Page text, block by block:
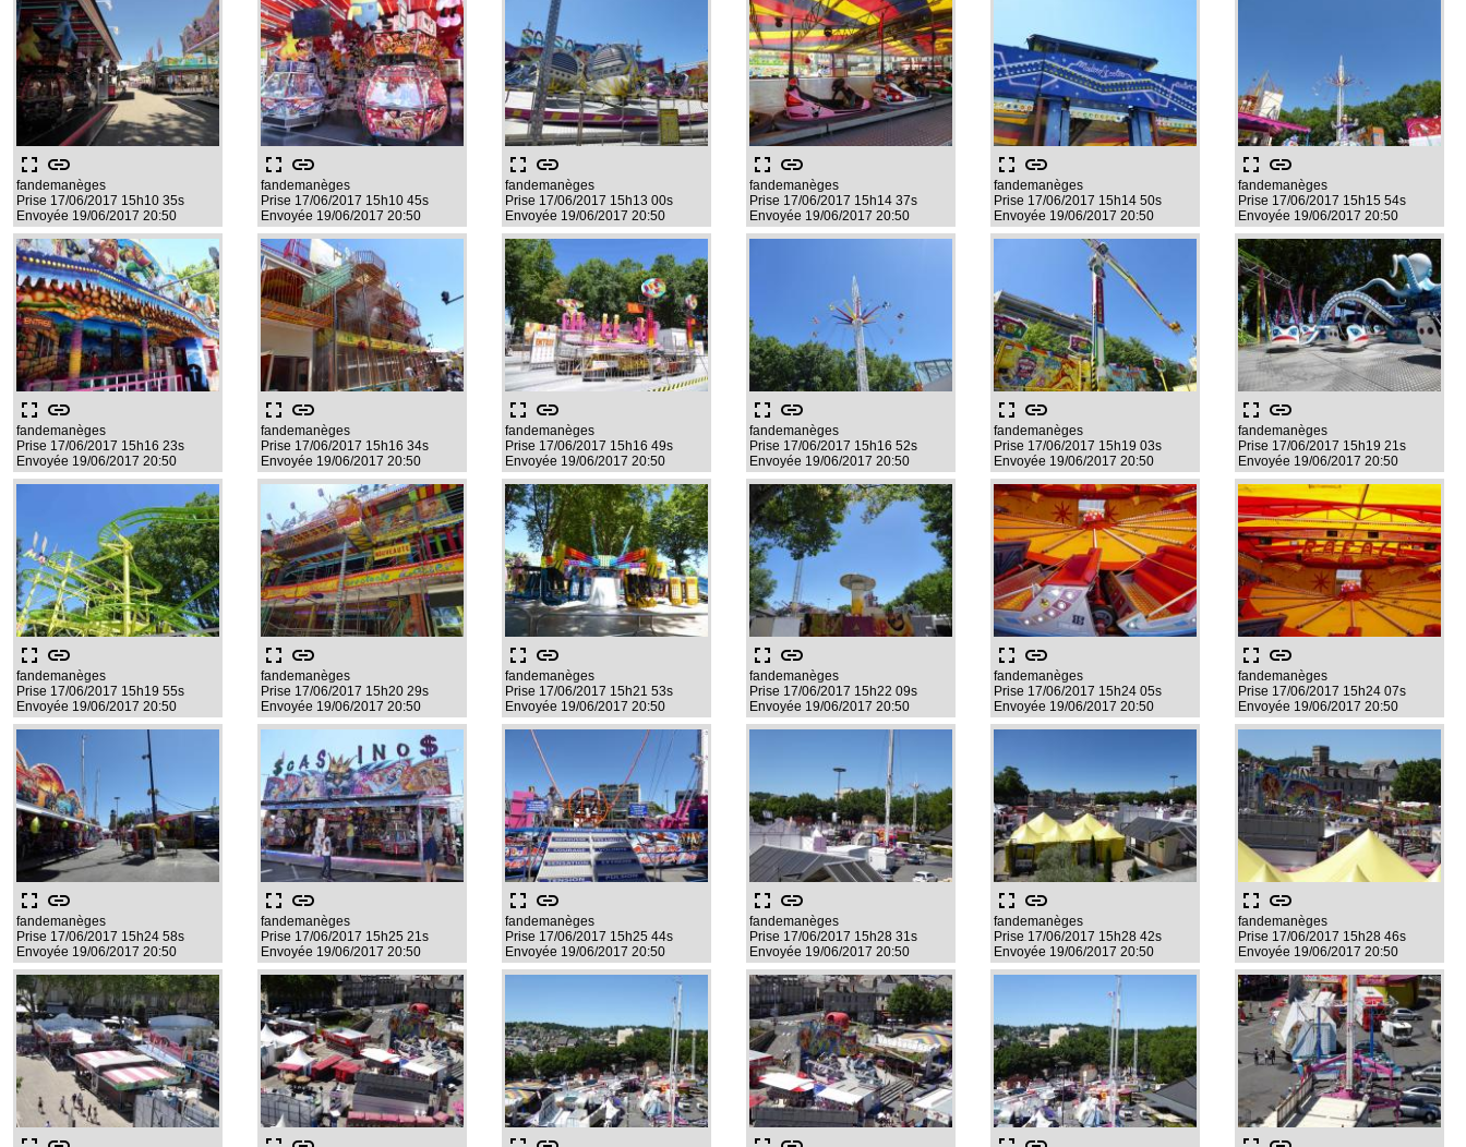
fullscreen link
fandemanèges
Prise 17/06/2017 15h10 35s
Envoyée 19/06/2017 20:50
fullscreen link
fandemanèges
Prise 17/06/2017 15h10 45s
Envoyée 19/06/2017 20:50
fullscreen link
fandemanèges
Prise 17/06/2017 15h13 00s
Envoyée 19/06/2017 20:50
fullscreen link
fandemanèges
Prise 17/06/2017 15h14 37s
Envoyée 19/06/2017 20:50
fullscreen link
fandemanèges
Prise 17/06/2017 15h14 50s
Envoyée 19/06/2017 20:50
fullscreen link
fandemanèges
Prise 17/06/2017 15h15 54s
Envoyée 19/06/2017 20:50
fullscreen link
fandemanèges
Prise 17/06/2017 15h16 23s
Envoyée 19/06/2017 20:50
fullscreen link
fandemanèges
Prise 17/06/2017 15h16 34s
Envoyée 19/06/2017 20:50
fullscreen link
fandemanèges
Prise 17/06/2017 15h16 49s
Envoyée 19/06/2017 20:50
fullscreen link
fandemanèges
Prise 17/06/2017 15h16 52s
Envoyée 19/06/2017 20:50
fullscreen link
fandemanèges
Prise 17/06/2017 15h19 03s
Envoyée 19/06/2017 20:50
fullscreen link
fandemanèges
Prise 17/06/2017 15h19 21s
Envoyée 19/06/2017 20:50
fullscreen link
fandemanèges
Prise 17/06/2017 15h19 55s
Envoyée 19/06/2017 20:50
fullscreen link
fandemanèges
Prise 17/06/2017 15h20 29s
Envoyée 19/06/2017 20:50
fullscreen link
fandemanèges
Prise 17/06/2017 15h21 53s
Envoyée 19/06/2017 20:50
fullscreen link
fandemanèges
Prise 17/06/2017 15h22 09s
Envoyée 19/06/2017 20:50
fullscreen link
fandemanèges
Prise 17/06/2017 15h24 05s
Envoyée 19/06/2017 20:50
fullscreen link
fandemanèges
Prise 17/06/2017 15h24 07s
Envoyée 19/06/2017 20:50
fullscreen link
fandemanèges
Prise 17/06/2017 15h24 58s
Envoyée 19/06/2017 20:50
fullscreen link
fandemanèges
Prise 17/06/2017 15h25 21s
Envoyée 19/06/2017 20:50
fullscreen link
fandemanèges
Prise 17/06/2017 15h25 44s
Envoyée 19/06/2017 20:50
fullscreen link
fandemanèges
Prise 17/06/2017 15h28 31s
Envoyée 19/06/2017 20:50
fullscreen link
fandemanèges
Prise 17/06/2017 15h28 42s
Envoyée 19/06/2017 20:50
fullscreen link
fandemanèges
Prise 17/06/2017 15h28 46s
Envoyée 19/06/2017 20:50